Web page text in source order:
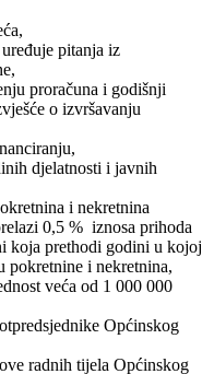
pitanja iz
proračuna i godišnji
o izvršavanju
djelatnosti i javnih
i nekretnina
0,5 % iznosa prihoda
koja prethodi godini u kojoj
pokretnine i nekretnina,
veća od 1 000 000
Općinskog
radnih tijela Općinskog